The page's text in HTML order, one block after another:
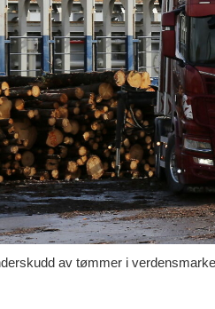
av tømmer i